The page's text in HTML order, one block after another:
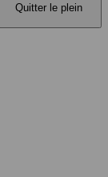
Quitter le plein